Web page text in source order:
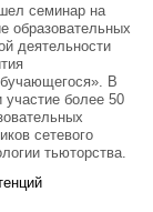
семинар на
образовательных
деятельности
В
участие более 50
сетевого
тьюторства.